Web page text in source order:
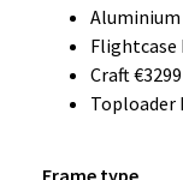
Aluminium
Flightcase
Craft €3299
Toploader